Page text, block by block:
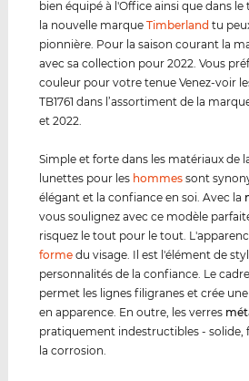
bien équipé à l'Office ainsi que dans
la nouvelle marqueTimberland tu
pionnière. Pour la saison courant la
avec sa collection pour 2022. Vous
couleur pour votre tenue Venez-voir
TB1761 dans l’assortiment de la
et 2022.
Simple et forte dans les matériaux de
lunettes pour les hommes sont
élégant et la confiance en soi. Avec la
vous soulignez avec ce modèle
risquez le tout pour le tout.
forme du visage. Il est l'élément de
personnalités de la confiance. Le
permet les lignes filigranes et crée
en apparence. En outre, les verres
pratiquement indestructibles - solide,
la corrosion.